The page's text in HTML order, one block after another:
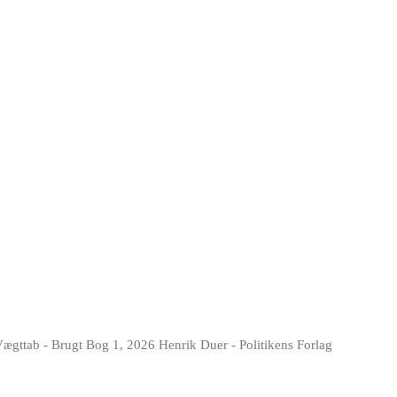
- Brugt Bog 1, 2026 Henrik Duer - Politikens Forlag